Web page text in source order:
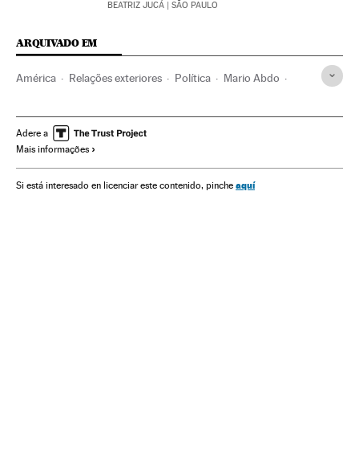
BEATRIZ JUCÁ | SÃO PAULO
ARQUIVADO EM
América Relações exteriores Política Mario Abdo
Relações internacionais América do Sul
Adere a
Mais informações
Si está interesado en licenciar este contenido, pinche aquí